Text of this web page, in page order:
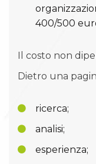
400/500
Il costo non
Dietro una
ricerca;
analisi;
esperienza;